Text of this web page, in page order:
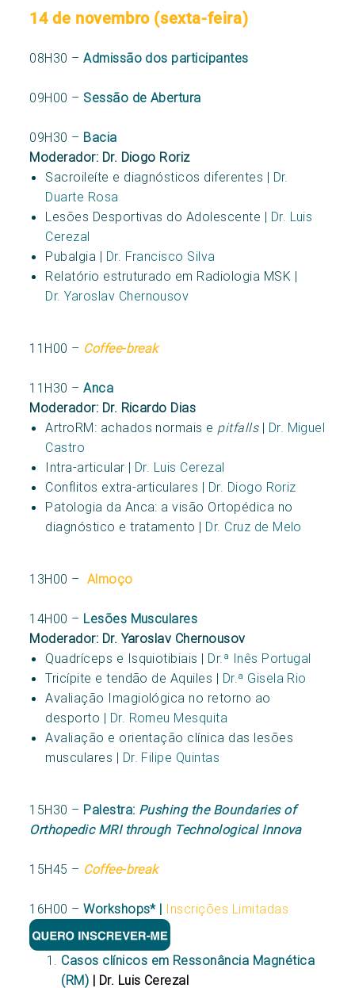
14 de novembro (sexta-feira)
08H30 –Admissão dos participantes
09H00 – Sessão de Abertura
09H30 – Bacia
Moderador: Dr. Diogo Roriz
Sacroileíte e diagnósticos diferentes | Dr.
Duarte Rosa
Lesões Desportivas do Adolescente | Dr. Luis
Cerezal
Pubalgia | Dr. Francisco Silva
Relatório estruturado em Radiologia MSK |
Dr. Yaroslav Chernousov
11H00 – Coffee-break
11H30 –Anca
Moderador: Dr. Ricardo Dias
ArtroRM: achados normais e pitfalls | Dr. Miguel
Castro
Intra-articular | Dr. Luis Cerezal
Conflitos extra-articulares | Dr. Diogo Roriz
Patologia da Anca: a visão Ortopédica no
diagnóstico e tratamento | Dr. Cruz de Melo
13H00 – Almoço
14H00 – Lesões Musculares
Moderador: Dr. Yaroslav Chernousov
Quadríceps e Isquiotibiais | Dr.ª Inês Portugal
Tricípite e tendão de Aquiles | Dr.ª Gisela Rio
Avaliação Imagiológica no retorno ao
desporto | Dr. Romeu Mesquita
Avaliação e orientação clínica das lesões
musculares | Dr. Filipe Quintas
15H30 – Palestra: Pushing the Boundaries of
Orthopedic MRI through Technological Innova
15H45 – Coffee-break
16H00 –Workshops* | Inscrições Limitadas
Casos clínicos em Ressonância Magnética
(RM) | Dr. Luis Cerezal